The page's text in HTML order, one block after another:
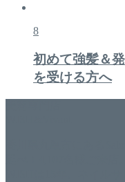
8
初めて強髪＆
を受ける方へ